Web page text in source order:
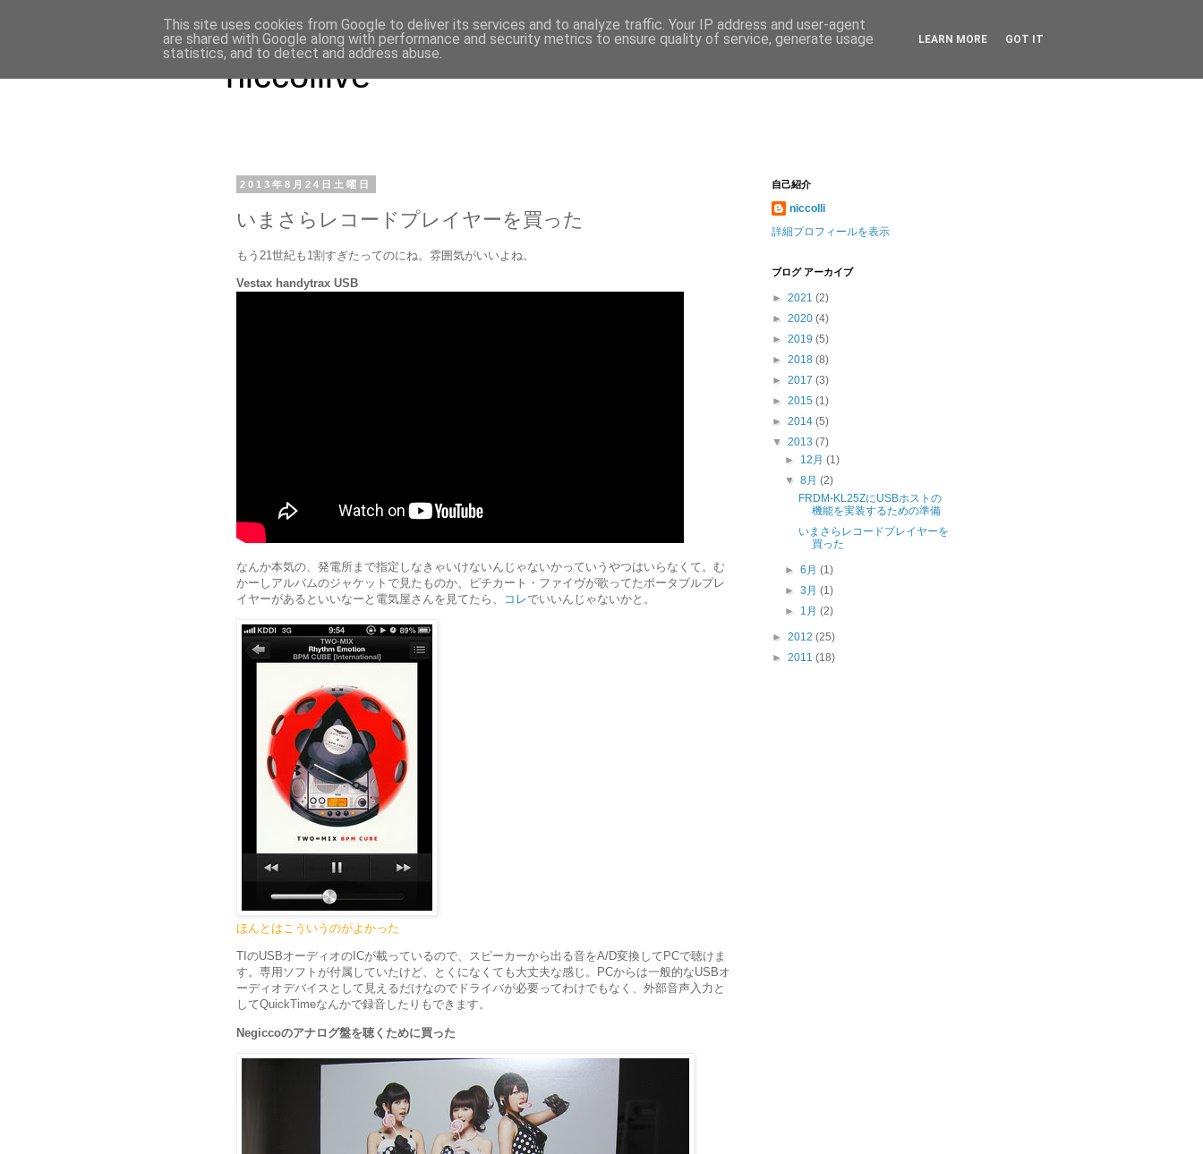
niccollive
2013年8月24日土曜日
いまさらレコードプレイヤーを買った
もう21世紀も1割すぎたってのにね。雰囲気がいいよね。
Vestax handytrax USB
なんか本気の、発電所まで指定しなきゃいけないんじゃないかっていうやつはいらなくて。む
かーしアルバムのジャケットで見たものか、ピチカート・ファイヴが歌ってたポータブルプレ
イヤーがあるといいなーと電気屋さんを見てたら、
コレでいいんじゃないかと。
ほんとはこういうのがよかった
TIのUSBオーディオのICが載っているので、スピーカーから出る音をA/D変換してPCで聴けま
す。専用ソフトが付属していたけど、とくになくても大丈夫な感じ。PCからは一般的なUSBオ
ーディオデバイスとして見えるだけなのでドライバが必要ってわけでもなく、外部音声入力と
してQuickTimeなんかで録音したりもできます。
Negiccoのアナログ盤を聴くために買った
自己紹介
niccolli
詳細プロフィールを表示
ブログ アーカイブ
► 2021 (2)
► 2020 (4)
► 2019 (5)
► 2018 (8)
► 2017 (3)
► 2015 (1)
► 2014 (5)
▼ 2013 (7)
► 12月(1)
▼8月(2)
FRDM-KL25ZにUSBホストの
機能を実装するための準備
いまさらレコードプレイヤーを
買った
►6月(1)
►3月(1)
► 1月(2)
► 2012 (25)
► 2011 (18)
This site uses cookies from Google to deliver its services and to analyze traffic. Your IP address and user-agent
are shared with Google along with performance and security metrics to ensure quality of service, generate usage
statistics, and to detect and address abuse.
LEARN MORE GOT IT